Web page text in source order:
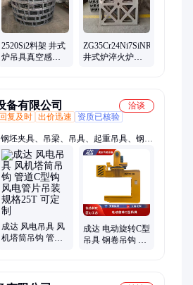
铜镍管、化工用镍基合金管、换热设备
2520Si2料架 井式
炉吊具真空感应
ZG35Cr24Ni7SiNRe
井式炉淬火炉吊
备有限公司
洽谈
回复及时 出价迅速
资质已核验
坯夹具、吊梁、吊具、起重吊具、钢卷
具、集装箱吊具、钢锭吊具、圆钢吊
、横梁吊具、立卷吊具、卧卷吊具、线
辊吊具、叉车吊具、平衡梁、平衡吊
具、链条索具
成达 风电吊具 风
机塔筒吊钩 管道C
成达 电动旋转C型
吊具 钢卷吊钩 用